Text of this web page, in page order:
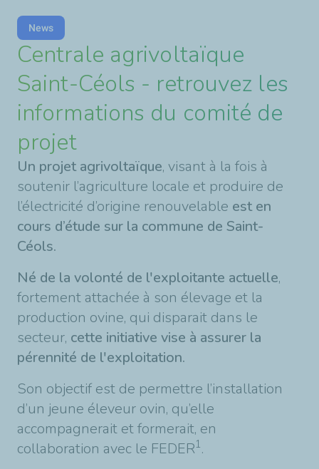
News
Centrale agrivoltaïque
Saint-Céols - retrouvez les
informations du comité de
projet
Un projet agrivoltaïque, visant à la fois à
soutenir l’agriculture locale et produire de
l’électricité d’origine renouvelable est en
cours d’étude sur la commune de Saint-
Céols.
Né de la volonté de l'exploitante actuelle,
fortement attachée à son élevage et la
production ovine, qui disparait dans le
secteur, cette initiative vise à assurer la
pérennité de l'exploitation.
Son objectif est de permettre l’installation
d’un jeune éleveur ovin, qu’elle
accompagnerait et formerait, en
collaboration avec le FEDER1.